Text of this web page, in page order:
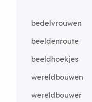
bedelvrouwen
beeldenroute
beeldhoekjes
wereldbouwen
wereldbouwer